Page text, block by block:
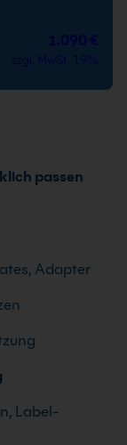
passen
Adapter
Label-